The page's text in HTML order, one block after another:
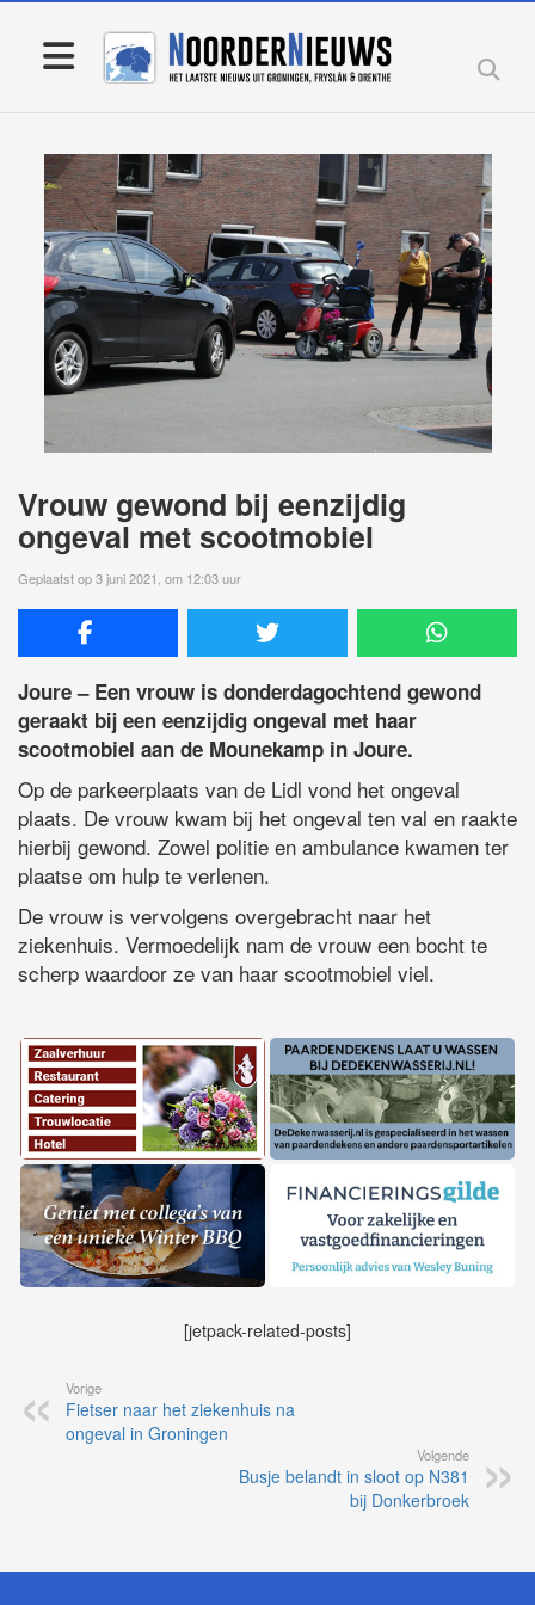
Vrouw gewond bij eenzijdig
ongeval met scootmobiel
Geplaatst op 3 juni 2021, om 12:03 uur
Joure – Een vrouw is donderdagochtend gewond
geraakt bij een eenzijdig ongeval met haar
scootmobiel aan de Mounekamp in Joure.
Op de parkeerplaats van de Lidl vond het ongeval
plaats. De vrouw kwam bij het ongeval ten val en raakte
hierbij gewond. Zowel politie en ambulance kwamen ter
plaatse om hulp te verlenen.
De vrouw is vervolgens overgebracht naar het
ziekenhuis. Vermoedelijk nam de vrouw een bocht te
scherp waardoor ze van haar scootmobiel viel.
[jetpack-related-posts]
Vorige
Fietser naar het ziekenhuis na
ongeval in Groningen
Volgende
Busje belandt in sloot op N381
bij Donkerbroek